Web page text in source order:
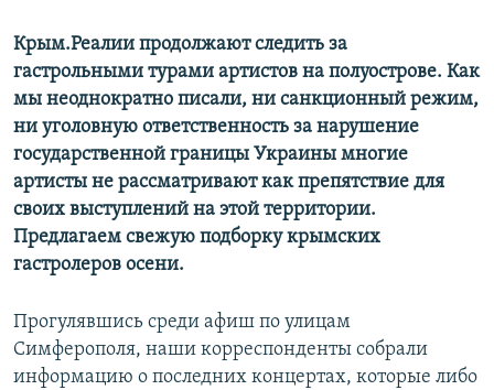
Крым.Реалии продолжают следить за
гастрольными турами артистов на полуострове. Как
мы неоднократно писали, ни санкционный режим,
ни уголовную ответственность за нарушение
государственной границы Украины многие
артисты не рассматривают как препятствие для
своих выступлений на этой территории.
Предлагаем свежую подборку крымских
гастролеров осени.
Прогулявшись среди афиш по улицам
Симферополя, наши корреспонденты собрали
информацию о последних концертах, которые либо